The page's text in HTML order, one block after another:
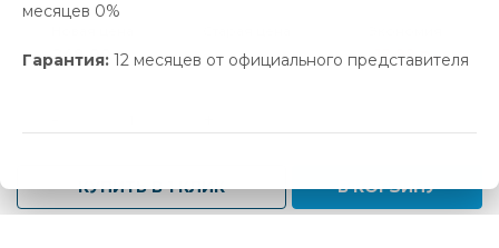
месяцев 0%
Гарантия: 12 месяцев от официального представителя
248.00 р. 260.99 р. 12.99 р.
КУПИТЬ В 1 КЛИК В КОРЗИНУ